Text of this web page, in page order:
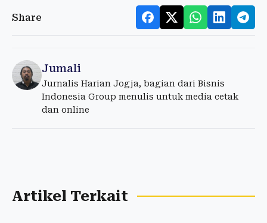
Share
Jumali
Jurnalis Harian Jogja, bagian dari Bisnis
Indonesia Group menulis untuk media cetak
dan online
Artikel Terkait